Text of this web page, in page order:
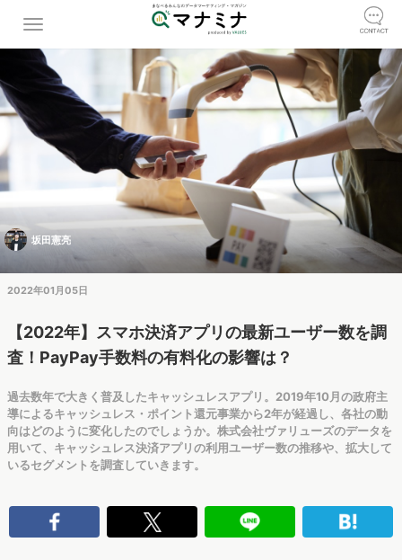
坂田憲亮
2022年01月05日
【2022年】スマホ決済アプリの最新ユーザー数を調
査！PayPay手数料の有料化の影響は？
過去数年で大きく普及したキャッシュレスアプリ。2019年10月の政府主
導によるキャッシュレス・ポイント還元事業から2年が経過し、各社の動
向はどのように変化したのでしょうか。株式会社ヴァリューズのデータを
用いて、キャッシュレス決済アプリの利用ユーザー数の推移や、拡大して
いるセグメントを調査していきます。